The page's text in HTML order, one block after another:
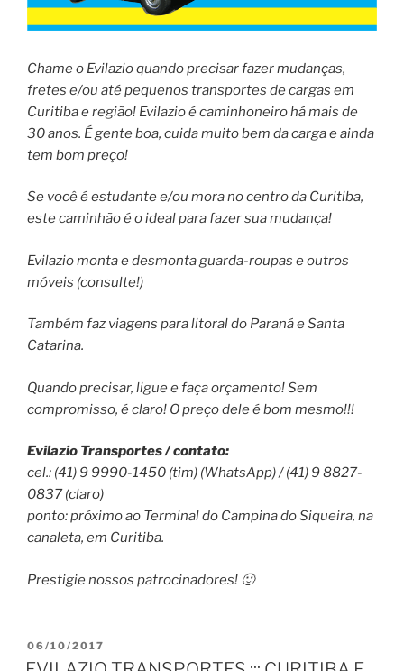
Chame o Evilazio quando precisar fazer mudanças,
fretes e/ou até pequenos transportes de cargas em
Curitiba e região! Evilazio é caminhoneiro há mais de
30 anos. É gente boa, cuida muito bem da carga e ainda
tem bom preço!
Se você é estudante e/ou mora no centro da Curitiba,
este caminhão é o ideal para fazer sua mudança!
Evilazio monta e desmonta guarda-roupas e outros
móveis (consulte!)
Também faz viagens para litoral do Paraná e Santa
Catarina.
Quando precisar, ligue e faça orçamento! Sem
compromisso, é claro! O preço dele é bom mesmo!!!
Evilazio Transportes / contato:
cel.: (41) 9 9990-1450 (tim) (WhatsApp) / (41) 9 8827-
0837 (claro)
ponto: próximo ao Terminal do Campina do Siqueira, na
canaleta, em Curitiba.
Prestigie nossos patrocinadores! 🙂
PUBLICADO
EM
06/10/2017